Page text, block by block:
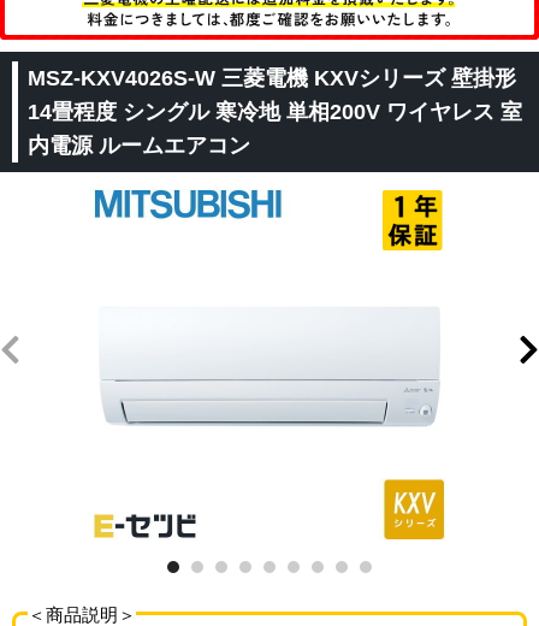
MSZ-KXV4026S-W 三菱電機 KXVシリーズ 壁掛形
14畳程度 シングル 寒冷地 単相200V ワイヤレス 室
内電源 ルームエアコン
＜商品説明＞